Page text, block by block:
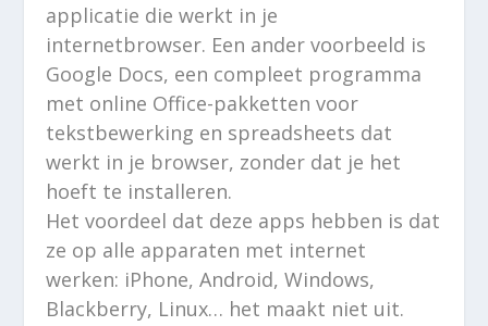
applicatie die werkt in je
internetbrowser. Een ander voorbeeld is
Google Docs, een compleet programma
met online Office-pakketten voor
tekstbewerking en spreadsheets dat
werkt in je browser, zonder dat je het
hoeft te installeren.
Het voordeel dat deze apps hebben is dat
ze op alle apparaten met internet
werken: iPhone, Android, Windows,
Blackberry, Linux… het maakt niet uit.